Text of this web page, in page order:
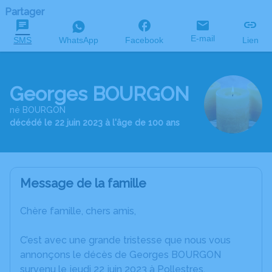
Partager
SMS WhatsApp Facebook E-mail Lien
Georges BOURGON
né BOURGON
décédé le 22 juin 2023 à l'âge de 100 ans
Message de la famille
Chère famille, chers amis,
C’est avec une grande tristesse que nous vous
annonçons le décès de Georges BOURGON
survenu le jeudi 22 juin 2023 à Pollestres.